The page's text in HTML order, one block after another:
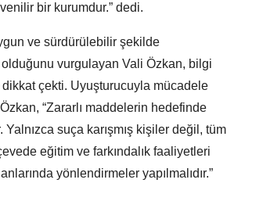
bir kurumdur.” dedi.
ve sürdürülebilir şekilde
vurgulayan Vali Özkan, bilgi
çekti. Uyuşturucuyla mücadele
“Zararlı maddelerin hedefinde
suça karışmış kişiler değil, tüm
eğitim ve farkındalık faaliyetleri
yönlendirmeler yapılmalıdır.”